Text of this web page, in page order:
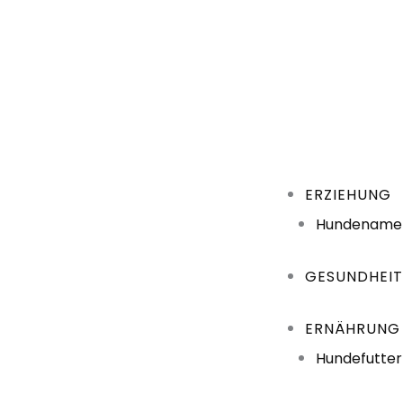
ERZIEHUNG
GESUNDHEIT
ERNÄHRUNG
Hundefutter